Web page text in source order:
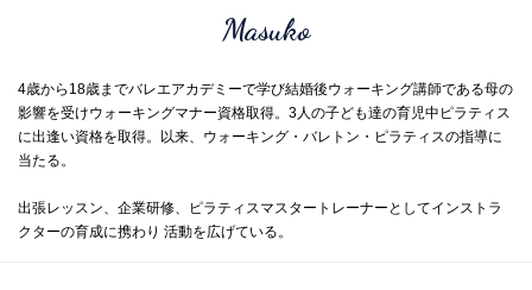
Masuko
4歳から18歳までバレエアカデミーで学び結婚後ウォーキング講師である母の
影響を受けウォーキングマナー資格取得。3人の子ども達の育児中ピラティス
に出逢い資格を取得。以来、ウォーキング・バレトン・ピラティスの指導に
当たる。
出張レッスン、企業研修、ピラティスマスタートレーナーとしてインストラ
クターの育成に携わり 活動を広げている。